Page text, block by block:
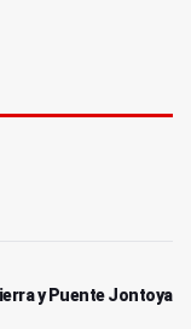
y Puente Jontoya